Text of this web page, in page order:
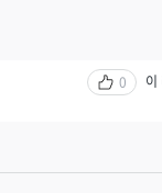
0 이